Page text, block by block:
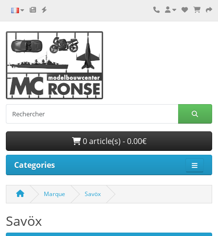
0 article(s) - 0.00€
Categories
Marque Savöx
Savöx